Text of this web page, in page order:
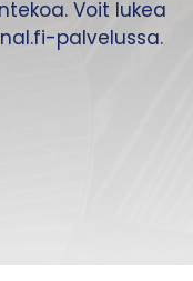
Voit lukea
palvelussa.